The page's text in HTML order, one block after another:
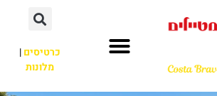
כרטיסים|
מלונות